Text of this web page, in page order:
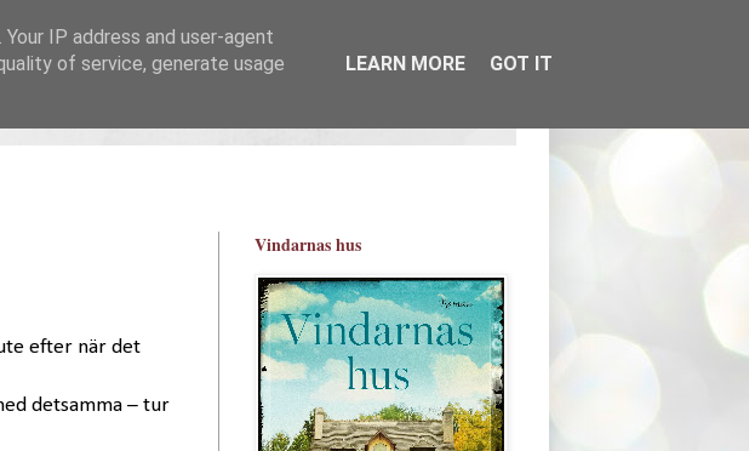
efter när det
detsamma – tur
Vindarnas hus
IP address and user-agent
of service, generate usage
LEARN MORE GOT IT